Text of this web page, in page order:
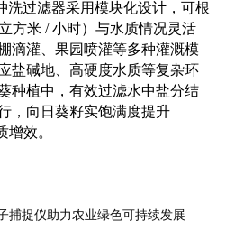
洗过滤器采用模块化设计，可根
方米 / 小时）与水质情况灵活
滴灌、果园喷灌等多种灌溉模
盐碱地、高硬度水质等复杂环
种植中，有效过滤水中盐分结
，向日葵籽实饱满度提升
增效。
捕捉仪助力农业绿色可持续发展